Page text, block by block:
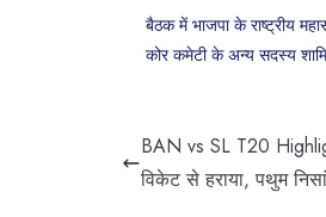
बैठक में भाजपा के राष्ट्रीय
कोर कमेटी के अन्य सदस्य
BAN vs SL T20
विकेट से हराया, पथुम